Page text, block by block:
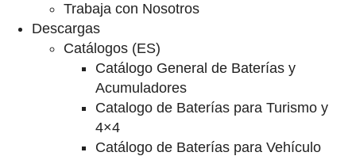
Trabaja con Nosotros
Descargas
Catálogos (ES)
Catálogo General de Baterías y
Acumuladores
Catalogo de Baterías para Turismo y
4×4
Catálogo de Baterías para Vehículo